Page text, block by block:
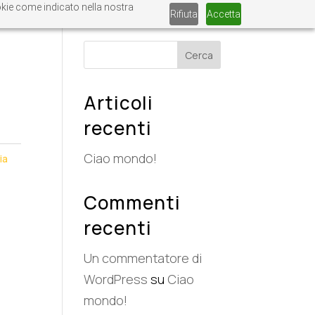
come indicato nella nostra
Rifiuta Accetta
Cerca
Articoli
recenti
Ciao mondo!
Commenti
recenti
Un commentatore di
WordPress su Ciao
mondo!